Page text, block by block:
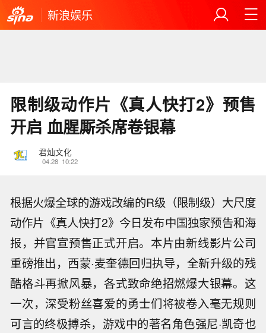
新浪娱乐
限制级动作片《真人快打2》预售
开启 血腥厮杀席卷银幕
君灿文化
04.28 10:22
根据火爆全球的游戏改编的R级（限制级）大尺度
动作片《真人快打2》今日发布中国独家预告和海
报，并官宣预售正式开启。本片由新线影片公司
重磅推出，西蒙·麦奎德回归执导，全新升级的残
酷格斗再掀风暴，各式致命绝招燃爆大银幕。这
一次，深受粉丝喜爱的勇士们将被卷入毫无规则
可言的终极搏杀，游戏中的著名角色强尼·凯奇也